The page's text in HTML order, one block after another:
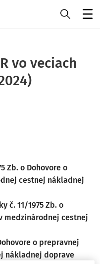
vo veciach
Zb. o Dohovore o
cestnej nákladnej
č. 11/1975 Zb. o
medzinárodnej cestnej
o prepravnej
nákladnej doprave